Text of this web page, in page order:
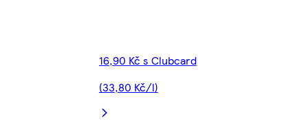
16,90 Kč s Clubcard
(33,80 Kč/l)